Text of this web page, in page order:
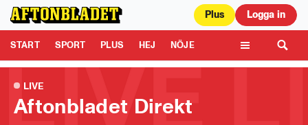
Plus Logga in
START SPORT PLUS HEJ NÖJE
Aftonbladet är en del av Schibsted Media. Schibsted News Media AB är
ansvarig för dina data på denna webbplats.Läs mer här
Tipsa oss
LIVE
Aftonbladet Direkt